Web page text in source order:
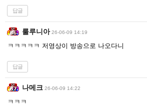
답글
룰루니아 26-06-09 14:19
ㅋㅋㅋㅋㅋ 저영상이 방송으로 나오다니
답글
나메크 26-06-09 14:22
ㅋㅋㅋ